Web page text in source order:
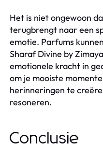
Het is niet ongewoon
terugbrengt naar een
emotie. Parfums
Sharaf Divine by
emotionele kracht in
om je mooiste
herinneringen te
resoneren.
Conclusie